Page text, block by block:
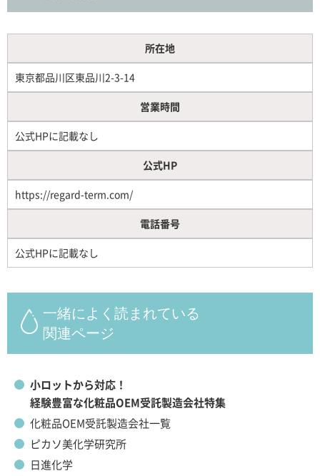
所在地
東京都品川区東品川2-3-14
営業時間
公式HPに記載なし
公式HP
https://regard-term.com/
電話番号
公式HPに記載なし
一緒によく読まれている
関連ページ
小ロットから対応！
経験豊富な化粧品OEM受託製造会社特集
化粧品OEM受託製造会社一覧
ピカソ美化学研究所
日進化学